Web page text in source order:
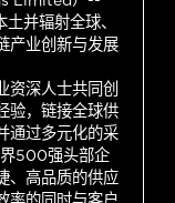
并辐射全球、
产业创新与发展
资深人士共同创
验，链接全球供
通过多元化的采
500强头部企
、高品质的供应